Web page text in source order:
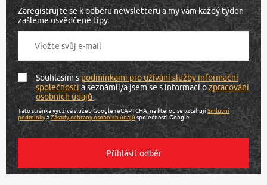
Zaregistrujte se k odběru newsletteru a my vám každý týden
zašleme osvědčené tipy.
Souhlasím spodmínkami pro užívání služby informační
společnostia seznámil/a jsem se s informací ozpracování
osobních údajů.
Tato stránka využívá služeb Google reCAPTCHA, na kterou se vztahujíSmluvní
podmínkyaZásady ochrany osobních údajů společnosti Google.